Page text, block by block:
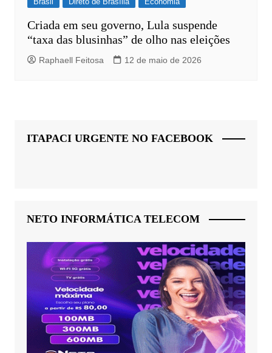
Criada em seu governo, Lula suspende
“taxa das blusinhas” de olho nas eleições
Raphaell Feitosa 12 de maio de 2026
ITAPACI URGENTE NO FACEBOOK
NETO INFORMÁTICA TELECOM